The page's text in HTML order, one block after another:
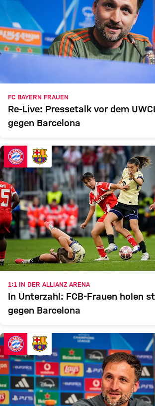
FC BAYERN FRAUEN
Re-Live: Pressetalk vor dem
gegen Barcelona
1:1 IN DER ALLIANZ ARENA
In Unterzahl: FCB-Frauen holen
gegen Barcelona